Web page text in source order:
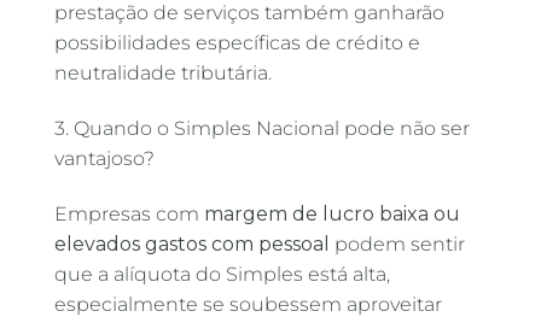
prestação de serviços também ganharão
possibilidades específicas de crédito e
neutralidade tributária.
3. Quando o Simples Nacional pode não ser
vantajoso?
Empresas com margem de lucro baixa ou
elevados gastos com pessoal podem sentir
que a alíquota do Simples está alta,
especialmente se soubessem aproveitar